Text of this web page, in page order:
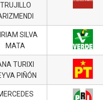
TRUJILLO
SILVA
MATA
TURIXI
PIÑÓN